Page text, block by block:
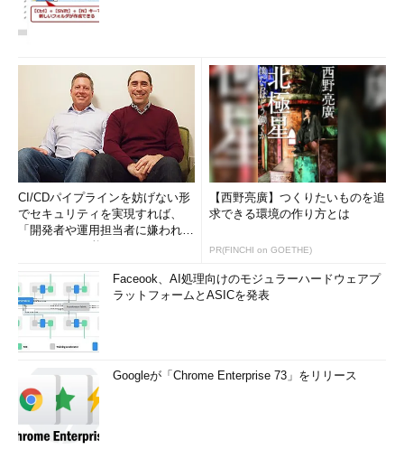
CI/CDパイプラインを妨げない形
でセキュリティを実現すれば、
「開発者や運用担当者に嫌われな
【西野亮廣】つくりたいものを追
求できる環境の作り方とは
PR(FINCHI on GOETHE)
Faceook、AI処理向けのモジュラーハードウェアプ
ラットフォームとASICを発表
Googleが「Chrome Enterprise 73」をリリース